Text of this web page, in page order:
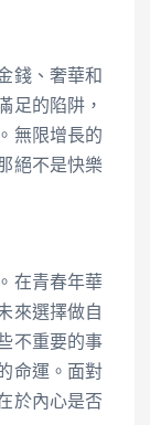
錢、奢華和
足的陷阱，
無限增長的
絕不是快樂
在青春年華
來選擇做自
不重要的事
命運。面對
於內心是否